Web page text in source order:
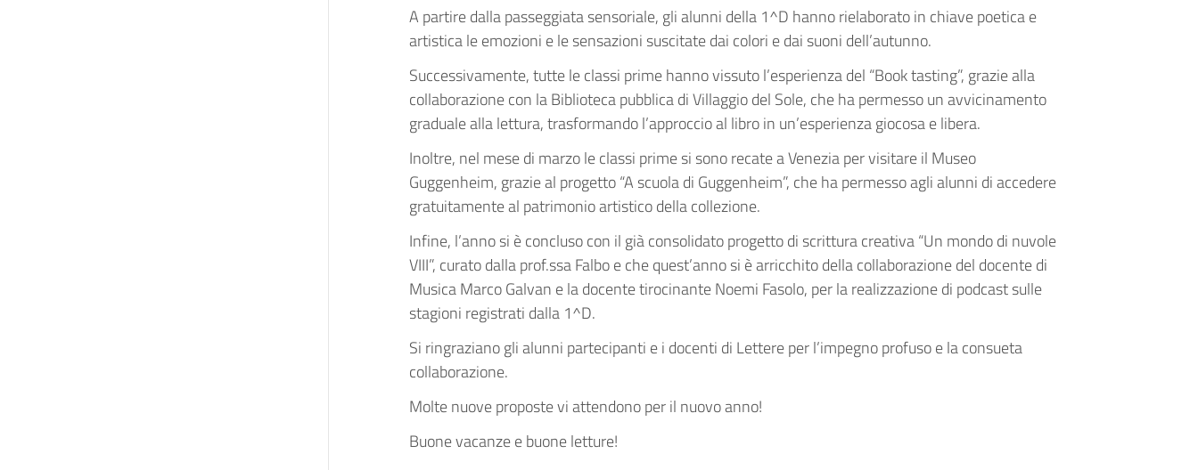
A partire dalla passeggiata sensoriale, gli alunni della 1^D hanno rielaborato in chiave poetica e
artistica le emozioni e le sensazioni suscitate dai colori e dai suoni dell’autunno.
Successivamente, tutte le classi prime hanno vissuto l’esperienza del “Book tasting”, grazie alla
collaborazione con la Biblioteca pubblica di Villaggio del Sole, che ha permesso un avvicinamento
graduale alla lettura, trasformando l’approccio al libro in un’esperienza giocosa e libera.
Inoltre, nel mese di marzo le classi prime si sono recate a Venezia per visitare il Museo
Guggenheim, grazie al progetto “A scuola di Guggenheim”, che ha permesso agli alunni di accedere
gratuitamente al patrimonio artistico della collezione.
Infine, l’anno si è concluso con il già consolidato progetto di scrittura creativa “Un mondo di nuvole
VIII”, curato dalla prof.ssa Falbo e che quest’anno si è arricchito della collaborazione del docente di
Musica Marco Galvan e la docente tirocinante Noemi Fasolo, per la realizzazione di podcast sulle
stagioni registrati dalla 1^D.
Si ringraziano gli alunni partecipanti e i docenti di Lettere per l’impegno profuso e la consueta
collaborazione.
Molte nuove proposte vi attendono per il nuovo anno!
Buone vacanze e buone letture!